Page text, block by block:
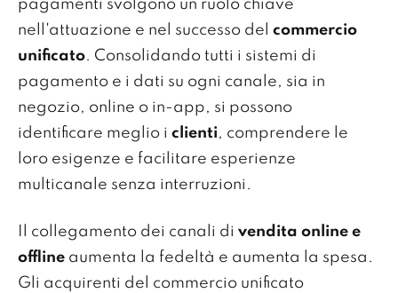
pagamenti svolgono un ruolo chiave
nell'attuazione e nel successo del commercio
unificato. Consolidando tutti i sistemi di
pagamento e i dati su ogni canale, sia in
negozio, online o in-app, si possono
identificare meglio i clienti, comprendere le
loro esigenze e facilitare esperienze
multicanale senza interruzioni.
Il collegamento dei canali di vendita online e
offline aumenta la fedeltà e aumenta la spesa.
Gli acquirenti del commercio unificato